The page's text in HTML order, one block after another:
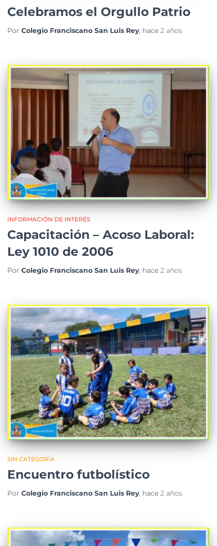
Celebramos el Orgullo Patrio
Por Colegio Franciscano San Luis Rey, hace 2 años
INFORMACIÓN DE INTERÉS
Capacitación – Acoso Laboral:
Ley 1010 de 2006
Por Colegio Franciscano San Luis Rey, hace 2 años
SIN CATEGORÍA
Encuentro futbolístico
Por Colegio Franciscano San Luis Rey, hace 2 años